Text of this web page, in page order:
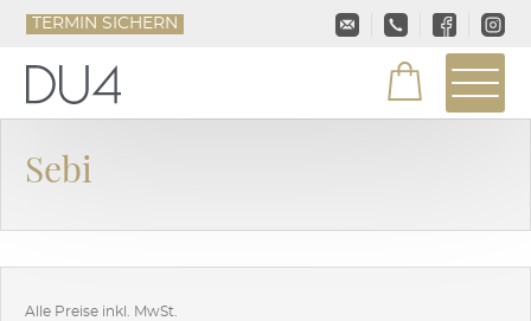
TERMIN SICHERN
Sebi
Alle Preise inkl. MwSt.